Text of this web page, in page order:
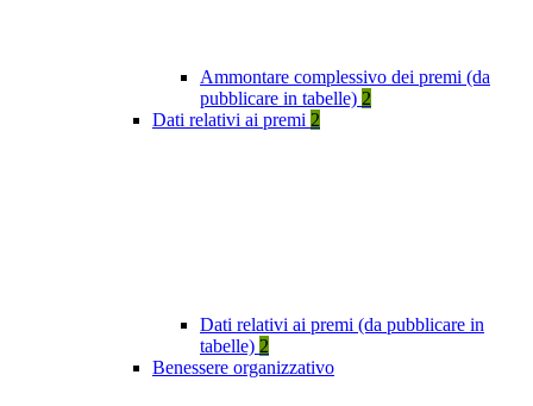
Ammontare complessivo dei premi (da
pubblicare in tabelle) 2
Dati relativi ai premi 2
Dati relativi ai premi (da pubblicare in
tabelle) 2
Benessere organizzativo